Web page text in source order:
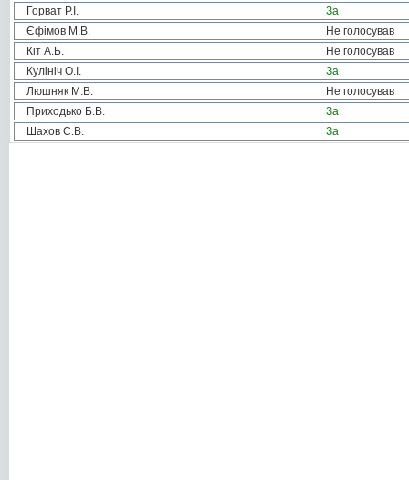
Горват Р.І.
За
Єфімов М.В.
Не голосував
Кіт А.Б.
Не голосував
Кулініч О.І.
За
Люшняк М.В.
Не голосував
Приходько Б.В.
За
Шахов С.В.
За